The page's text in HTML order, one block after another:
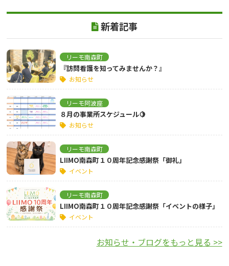
新着記事
リーモ南森町
『訪問看護を知ってみませんか？』
お知らせ
リーモ阿波座
８月の事業所スケジュール🍋
お知らせ
リーモ南森町
LIIMO南森町１０周年記念感謝祭「御礼」
イベント
リーモ南森町
LIIMO南森町１０周年記念感謝祭「イベントの様子」
イベント
お知らせ・ブログをもっと見る >>